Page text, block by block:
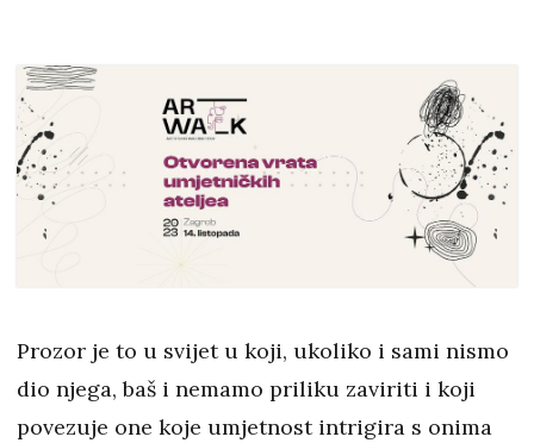
Prozor je to u svijet u koji, ukoliko i sami nismo
dio njega, baš i nemamo priliku zaviriti i koji
povezuje one koje umjetnost intrigira s onima